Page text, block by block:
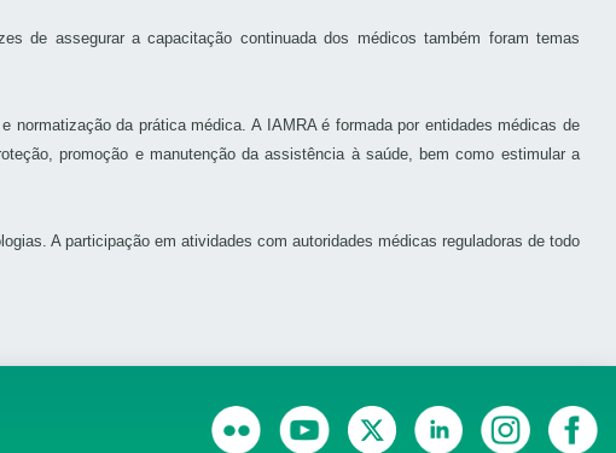
de assegurar a capacitação continuada dos médicos também foram temas
da prática médica. A IAMRA é formada por entidades médicas de
promoção e manutenção da assistência à saúde, bem como estimular a
A participação em atividades com autoridades médicas reguladoras de todo